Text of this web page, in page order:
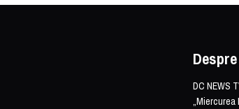
DC NEWS
„Miercurea